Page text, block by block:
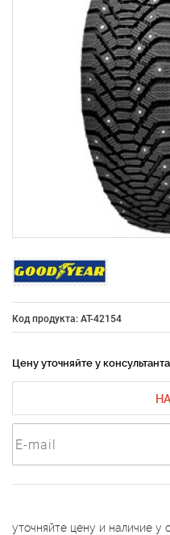
Код продукта: AT-42154
Цену уточняйте у консультанта
уточняйте цену и наличие у